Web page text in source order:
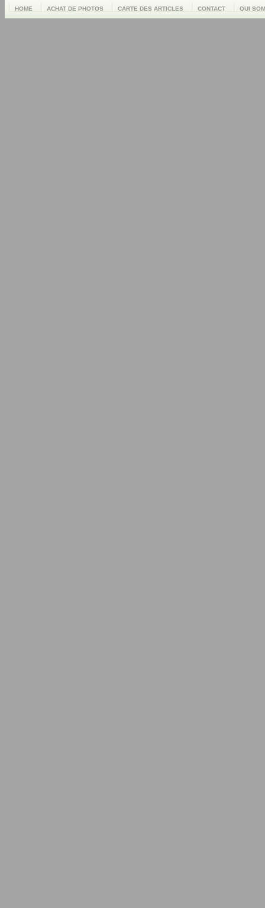
HOME ACHAT DE PHOTOS CARTE DES ARTICLES CONTACT QUI